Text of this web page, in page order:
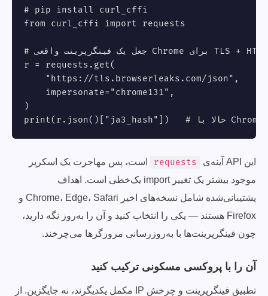
# pip install curl_cffi
from curl_cffi import requests
# جعل یک فینگرپرینت واقعی Chrome برای TLS + HTTP/2
r = requests.get(
    "https://tls.browserleaks.com/json",
    impersonate="chrome131",
)
این API آینه‌ی requests
است، پس مهاجرت یک اسکرپر
موجود بیشتر یک تغییر import یک‌خطی است. اهداف
پشتیبانی‌شده شامل نسخه‌های اخیر Chrome، Edge، Safari و
Firefox هستند — یکی را انتخاب کنید و آن را به‌روز نگه دارید،
چون فینگرپرینت‌ها با به‌روزرسانی مرورگرها می‌چرخند.
آن را با پروکسی مسکونی ترکیب کنید
تطبیق فینگرپرینت و چرخش IP مکمل یکدیگرند، نه جایگزین. از